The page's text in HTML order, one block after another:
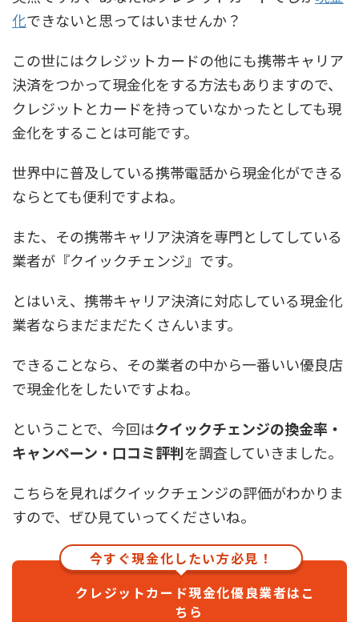
化できないと思ってはいませんか？
この世にはクレジットカードの他にも携帯キャリア
決済をつかって現金化をする方法もありますので、
クレジットとカードを持っていなかったとしても現
金化をすることは可能です。
世界中に普及している携帯電話から現金化ができる
ならとても便利ですよね。
また、その携帯キャリア決済を専門としてしている
業者が『クイックチェンジ』です。
とはいえ、携帯キャリア決済に対応している現金化
業者ならまだまだたくさんいます。
できることなら、その業者の中から一番いい優良店
で現金化をしたいですよね。
ということで、今回はクイックチェンジの換金率・
キャンペーン・口コミ評判を調査していきました。
こちらを見ればクイックチェンジの評価がわかりま
すので、ぜひ見ていってくださいね。
今すぐ現金化したい方必見！
クレジットカード現金化優良業者はこ
ちら